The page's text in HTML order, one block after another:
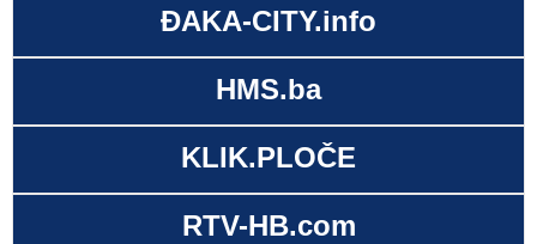
ĐAKA-CITY.info
HMS.ba
KLIK.PLOČE
RTV-HB.com